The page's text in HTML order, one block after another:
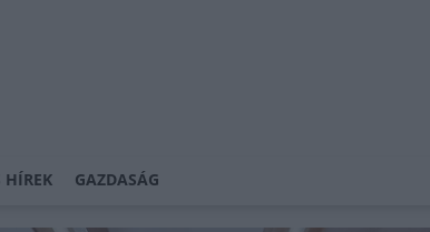
HÍREK GAZDASÁG